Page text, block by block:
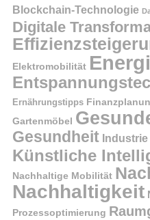
Blockchain-Technologie
Digitale
Elektromobilität
Ernährungstipps
Gartenmöbel
Gesundheit Industrie
Künstliche
Nachhaltige Mobilität
Nachhaltigkeit
Prozessoptimierung